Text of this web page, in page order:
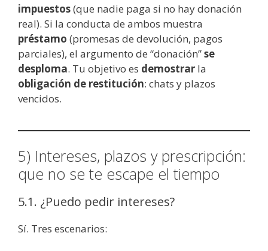
impuestos(que nadie paga si no hay donación
real). Si la conducta de ambos muestra
préstamo (promesas de devolución, pagos
parciales), el argumento de “donación”se
desploma. Tu objetivo es demostrar la
obligación de restitución: chats y plazos
vencidos.
5) Intereses, plazos y prescripción:
que no se te escape el tiempo
5.1. ¿Puedo pedir intereses?
Sí. Tres escenarios: